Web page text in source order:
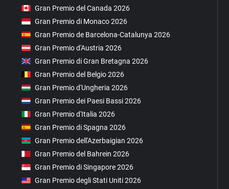
Gran Premio del Canada 2026
Gran Premio di Monaco 2026
Gran Premio de Barcelona-Catalunya 2026
Gran Premio d'Austria 2026
Gran Premio di Gran Bretagna 2026
Gran Premio del Belgio 2026
Gran Premio d'Ungheria 2026
Gran Premio dei Paesi Bassi 2026
Gran Premio d'Italia 2026
Gran Premio di Spagna 2026
Gran Premio dell'Azerbaigian 2026
Gran Premio del Bahrein 2026
Gran Premio di Singapore 2026
Gran Premio degli Stati Uniti 2026